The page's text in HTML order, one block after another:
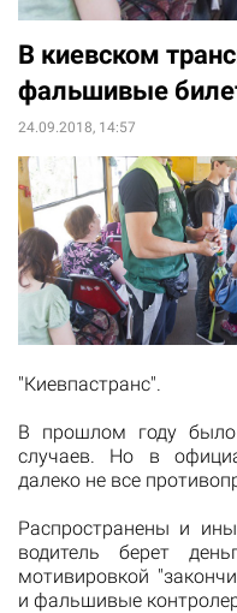
В киевском
фальшивые
24.09.2018, 14:57
"Киевпастранс".
В прошлом году было
случаев. Но в
далеко не все
Распространены и
водитель берет
мотивировкой
и фальшивые